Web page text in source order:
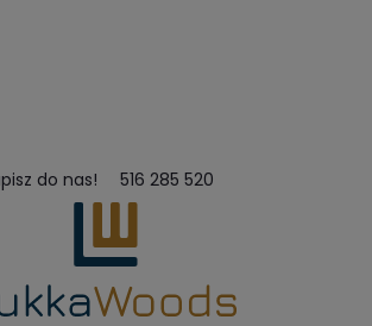
do nas! 516 285 520